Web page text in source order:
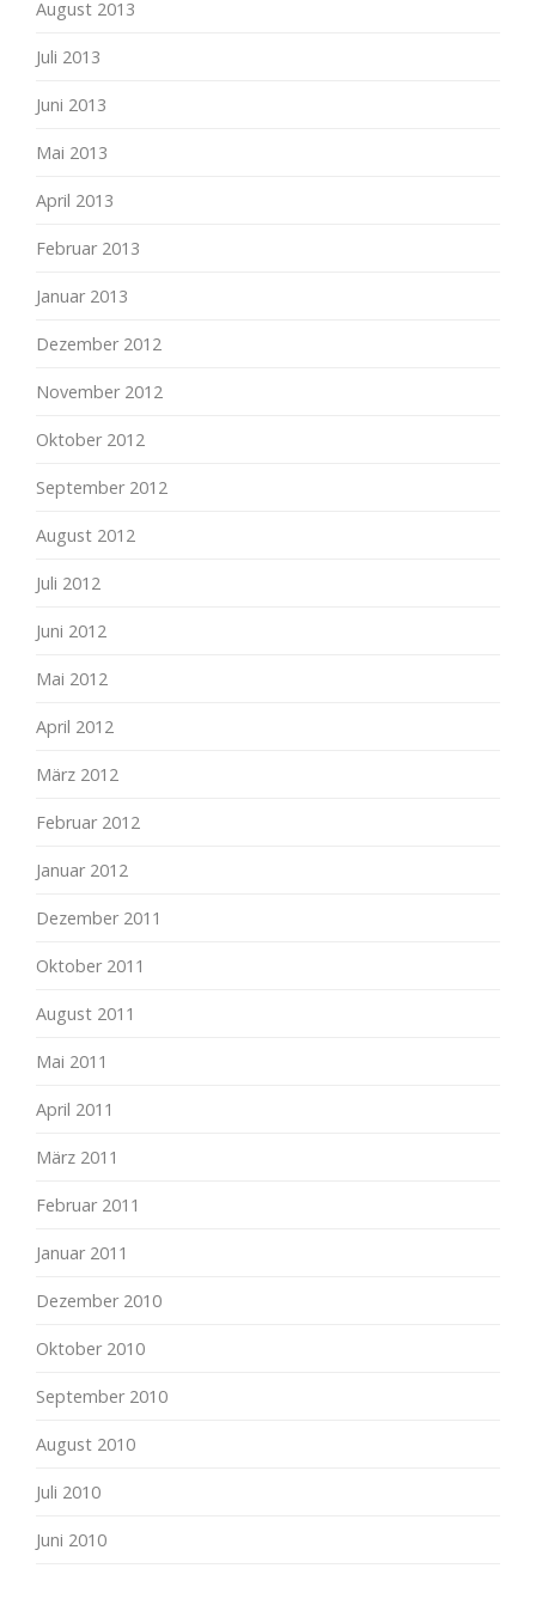
August 2013
Juli 2013
Juni 2013
Mai 2013
April 2013
Februar 2013
Januar 2013
Dezember 2012
November 2012
Oktober 2012
September 2012
August 2012
Juli 2012
Juni 2012
Mai 2012
April 2012
März 2012
Februar 2012
Januar 2012
Dezember 2011
Oktober 2011
August 2011
Mai 2011
April 2011
März 2011
Februar 2011
Januar 2011
Dezember 2010
Oktober 2010
September 2010
August 2010
Juli 2010
Juni 2010